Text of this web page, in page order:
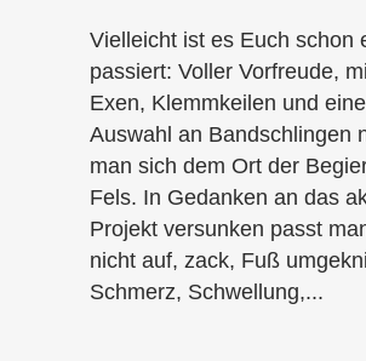
Vielleicht ist es Euch schon
passiert: Voller Vorfreude,
Exen, Klemmkeilen und
Auswahl an Bandschlingen
man sich dem Ort der
Fels. In Gedanken an das
Projekt versunken passt
nicht auf, zack, Fuß
Schmerz, Schwellung,...